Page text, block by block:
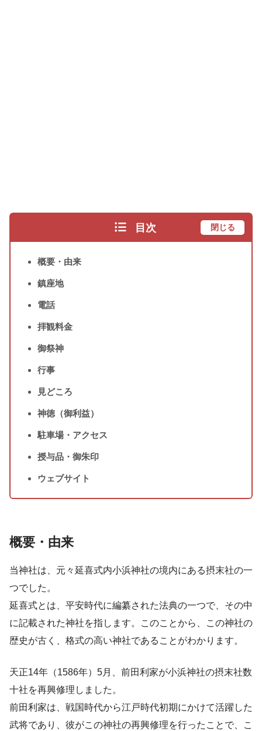
目次 閉じる
概要・由来
鎮座地
電話
拝観料金
御祭神
行事
見どころ
神徳（御利益）
駐車場・アクセス
授与品・御朱印
ウェブサイト
概要・由来
当神社は、元々延喜式内小浜神社の境内にある摂末社の一
つでした。
延喜式とは、平安時代に編纂された法典の一つで、その中
に記載された神社を指します。このことから、この神社の
歴史が古く、格式の高い神社であることがわかります。
天正14年（1586年）5月、前田利家が小浜神社の摂末社数
十社を再興修理しました。
前田利家は、戦国時代から江戸時代初期にかけて活躍した
武将であり、彼がこの神社の再興修理を行ったことで、こ